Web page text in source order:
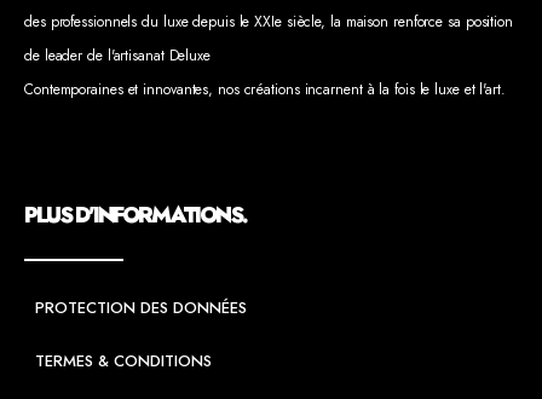
des professionnels du luxe depuis le XXIe siècle, la maison renforce sa position
de leader de l'artisanat Deluxe
Contemporaines et innovantes, nos créations incarnent à la fois le luxe et l'art.
PLUS D'INFORMATIONS.
PROTECTION DES DONNÉES
TERMES & CONDITIONS